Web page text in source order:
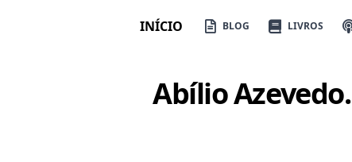
INÍCIO BLOG LIVROS
Abílio Azevedo.